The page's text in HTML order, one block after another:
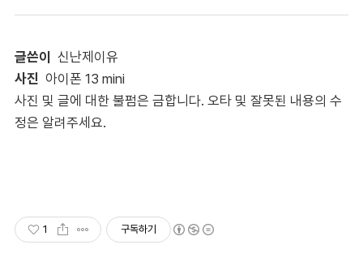
글쓴이 신난제이유
사진 아이폰 13 mini
사진 및 글에 대한 불펌은 금합니다. 오타 및 잘못된 내용의 수
정은 알려주세요.
1 구독하기